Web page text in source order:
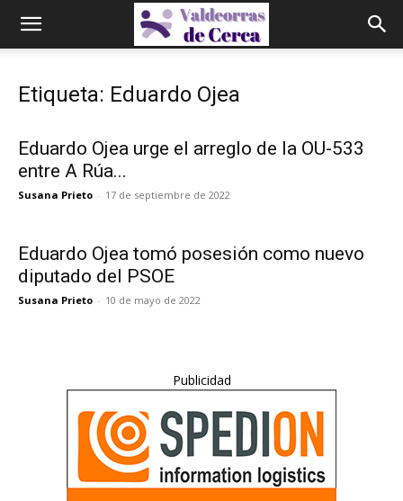
Etiqueta: Eduardo Ojea
Eduardo Ojea urge el arreglo de la OU-533
entre A Rúa...
Susana Prieto - 17 de septiembre de 2022
Eduardo Ojea tomó posesión como nuevo
diputado del PSOE
Susana Prieto - 10 de mayo de 2022
Publicidad